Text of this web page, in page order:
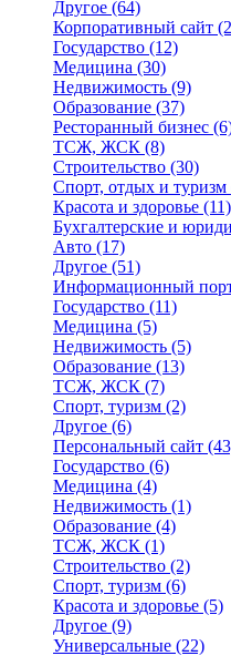
Другое (64)
Корпоративный сайт
Государство (12)
Медицина (30)
Недвижимость (9)
Образование (37)
Ресторанный бизнес
ТСЖ, ЖСК (8)
Строительство (30)
Спорт, отдых и туризм
Красота и здоровье (11)
Бухгалтерские и
Авто (17)
Другое (51)
Информационный
Государство (11)
Медицина (5)
Недвижимость (5)
Образование (13)
ТСЖ, ЖСК (7)
Спорт, туризм (2)
Другое (6)
Персональный сайт
Государство (6)
Медицина (4)
Недвижимость (1)
Образование (4)
ТСЖ, ЖСК (1)
Строительство (2)
Спорт, туризм (6)
Красота и здоровье (5)
Другое (9)
Универсальные (22)